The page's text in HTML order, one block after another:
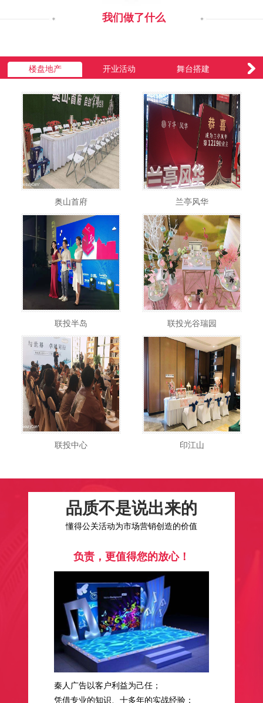
我们做了什么
楼盘地产 开业活动 舞台搭建
奥山首府 兰亭风华
联投半岛 联投光谷瑞园
联投中心 印江山
品质不是说出来的
懂得公关活动为市场营销创造的价值
负责，更值得您的放心！
秦人广告以客户利益为己任；
凭借专业的知识、十多年的实战经验；